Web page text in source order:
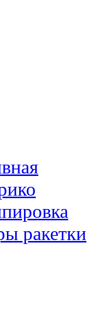
ракетки